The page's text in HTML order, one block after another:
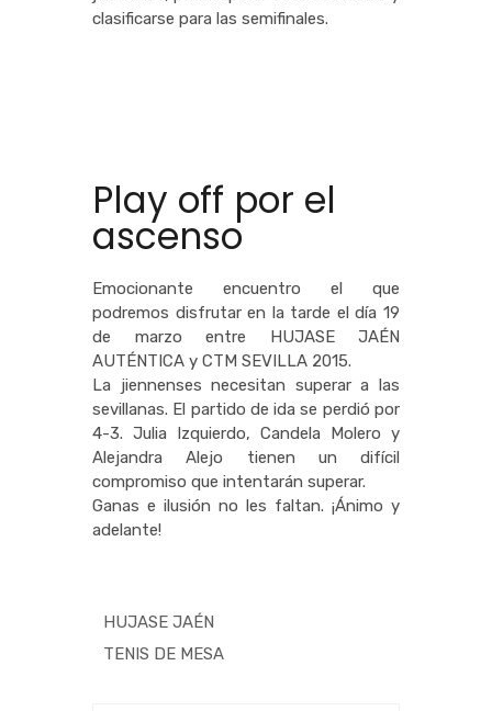
clasificarse para las semifinales.
Play off por el
ascenso
Emocionante encuentro el que
podremos disfrutar en la tarde el día 19
de marzo entre HUJASE JAÉN
AUTÉNTICA y CTM SEVILLA 2015.
La jiennenses necesitan superar a las
sevillanas. El partido de ida se perdió por
4-3. Julia Izquierdo, Candela Molero y
Alejandra Alejo tienen un difícil
compromiso que intentarán superar.
Ganas e ilusión no les faltan. ¡Ánimo y
adelante!
HUJASE JAÉN
TENIS DE MESA